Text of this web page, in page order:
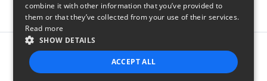
Report this product
combine it with other information that you’ve provided to
them or that they’ve collected from your use of their services.
Read more
SHOW DETAILS
ACCEPT ALL